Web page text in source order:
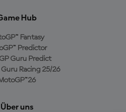
Hub
Fantasy
Predictor
Guru Predict
Racing 25/26
Über uns